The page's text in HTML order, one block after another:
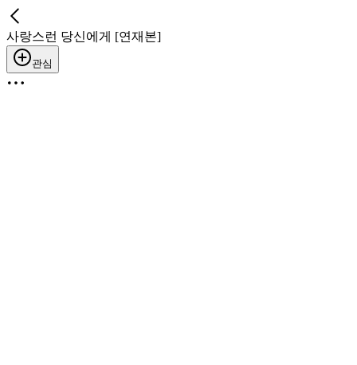
사랑스런 당신에게 [연재본]
관심